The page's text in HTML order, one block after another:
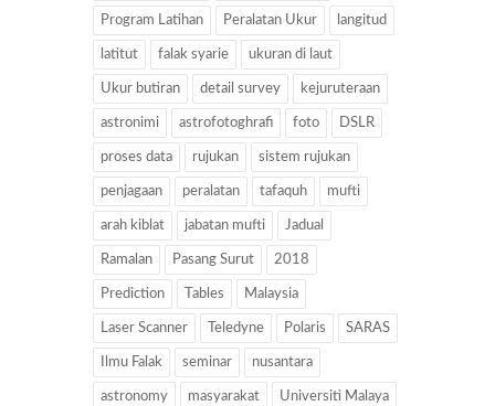
Program Latihan Peralatan Ukur langitud
latitut falak syarie ukuran di laut
Ukur butiran detail survey kejuruteraan
astronimi astrofotoghrafi foto DSLR
proses data rujukan sistem rujukan
penjagaan peralatan tafaquh mufti
arah kiblat jabatan mufti Jadual
Ramalan Pasang Surut 2018
Prediction Tables Malaysia
Laser Scanner Teledyne Polaris SARAS
Ilmu Falak seminar nusantara
astronomy masyarakat Universiti Malaya